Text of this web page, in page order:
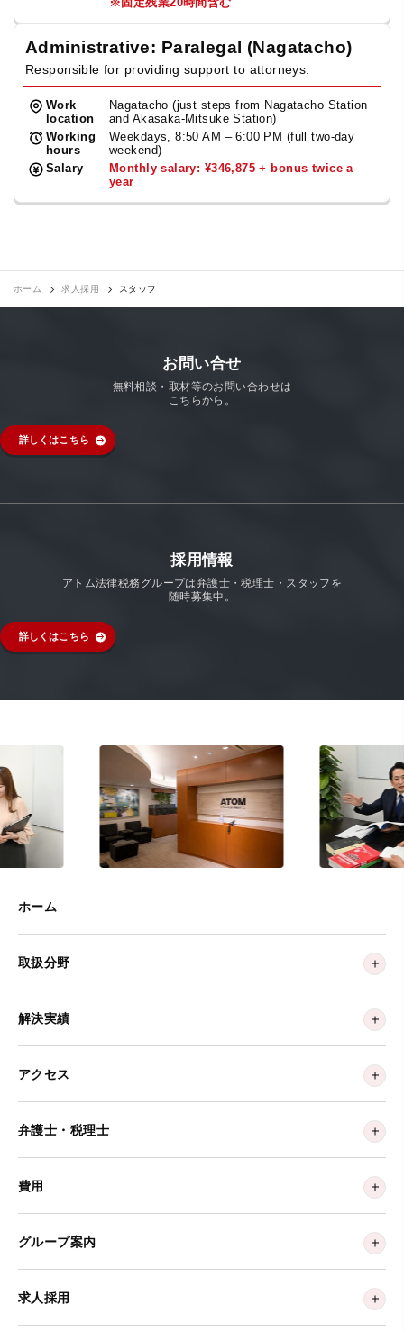
Administrative: Paralegal (Nagatacho)
Responsible for providing support to attorneys.
Work
location
Nagatacho (just steps from Nagatacho Station
and Akasaka-Mitsuke Station)
Working
hours
Weekdays, 8:50 AM – 6:00 PM (full two-day
weekend)
Salary
Monthly salary: ¥346,875 + bonus twice a
year
ホーム 求人採用 スタッフ
お問い合せ
無料相談・取材等のお問い合わせは
こちらから。
詳しくはこちら
採用情報
アトム法律税務グループは弁護士・税理士・スタッフを
随時募集中。
詳しくはこちら
ホーム
取扱分野
解決実績
アクセス
弁護士・税理士
費用
グループ案内
求人採用